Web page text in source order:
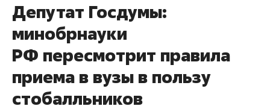
Депутат Госдумы:
минобрнауки
РФ пересмотрит правила
приема в вузы в пользу
стобалльников